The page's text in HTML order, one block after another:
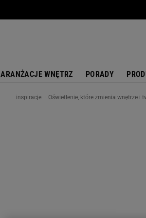
ARANŻACJE WNĘTRZ PORADY
inspiracje Oświetlenie, które zmienia wnętrze i